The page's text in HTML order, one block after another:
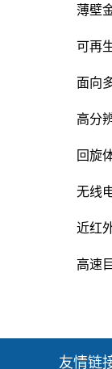
薄壁
可再
面向
高分
回旋
无线
近红
高速
友情链